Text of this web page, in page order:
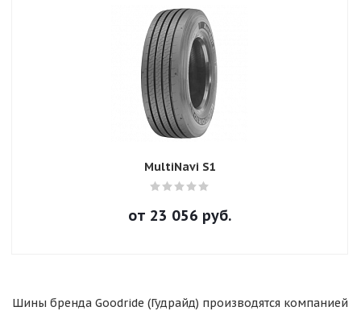
MultiNavi S1
от 23 056 руб.
Шины бренда Goodride (Гудрайд) производятся компанией